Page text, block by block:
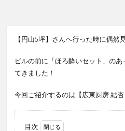
【円山5坪】さんへ行った時に偶然
ビルの前に「ほろ酔いセット」の
てきました！
今回ご紹介するのは【広東厨房 結杏
目次